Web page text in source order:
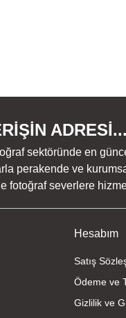
ADRESİ...
sektöründe en
perakende ve
fotoğraf severlere
Hesabım
Satış
Ödeme ve
Gizlilik ve